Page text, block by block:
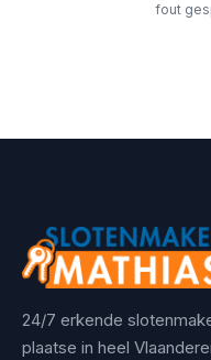
fout
24/7 erkende
plaatse in heel